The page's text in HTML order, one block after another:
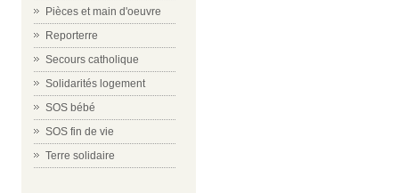
Pièces et main d'oeuvre
Reporterre
Secours catholique
Solidarités logement
SOS bébé
SOS fin de vie
Terre solidaire